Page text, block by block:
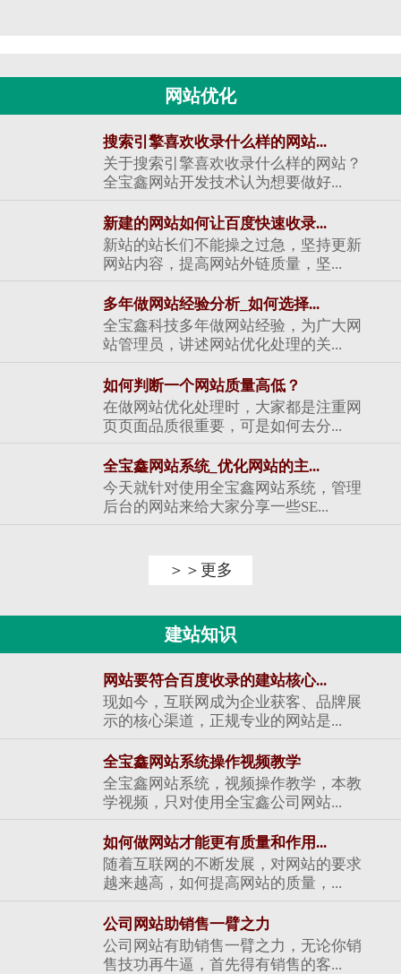
网站优化
搜索引擎喜欢收录什么样的网站...
关于搜索引擎喜欢收录什么样的网站？
全宝鑫网站开发技术认为想要做好...
新建的网站如何让百度快速收录...
新站的站长们不能操之过急，坚持更新
网站内容，提高网站外链质量，坚...
多年做网站经验分析_如何选择...
全宝鑫科技多年做网站经验，为广大网
站管理员，讲述网站优化处理的关...
如何判断一个网站质量高低？
在做网站优化处理时，大家都是注重网
页页面品质很重要，可是如何去分...
全宝鑫网站系统_优化网站的主...
今天就针对使用全宝鑫网站系统，管理
后台的网站来给大家分享一些SE...
＞＞更多
建站知识
网站要符合百度收录的建站核心...
现如今，互联网成为企业获客、品牌展
示的核心渠道，正规专业的网站是...
全宝鑫网站系统操作视频教学
全宝鑫网站系统，视频操作教学，本教
学视频，只对使用全宝鑫公司网站...
如何做网站才能更有质量和作用...
随着互联网的不断发展，对网站的要求
越来越高，如何提高网站的质量，...
公司网站助销售一臂之力
公司网站有助销售一臂之力，无论你销
售技功再牛逼，首先得有销售的客...